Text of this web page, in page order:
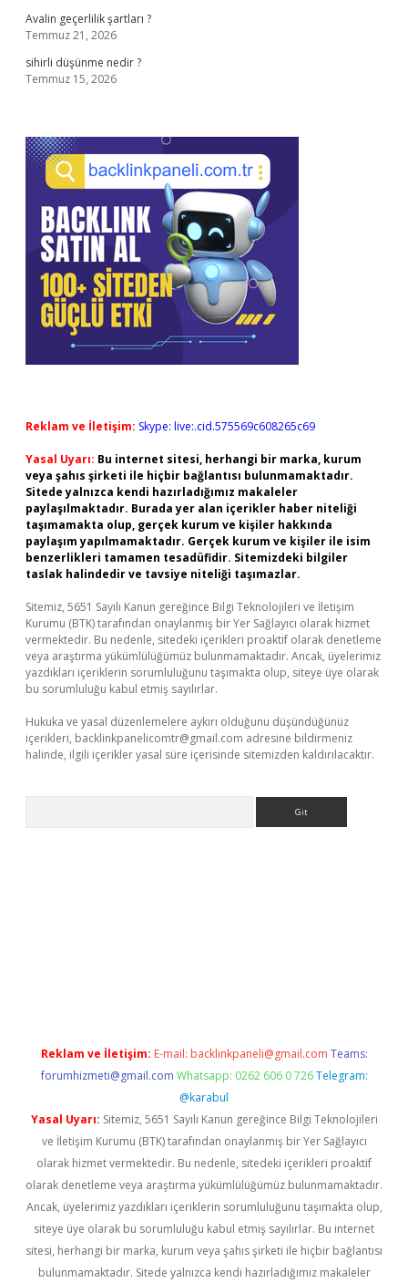
Avalin geçerlilik şartları ?
Temmuz 21, 2026
sihirli düşünme nedir ?
Temmuz 15, 2026
Reklam ve İletişim: Skype: live:.cid.575569c608265c69
Yasal Uyarı: Bu internet sitesi, herhangi bir marka, kurum
veya şahıs şirketi ile hiçbir bağlantısı bulunmamaktadır.
Sitede yalnızca kendi hazırladığımız makaleler
paylaşılmaktadır. Burada yer alan içerikler haber niteliği
taşımamakta olup, gerçek kurum ve kişiler hakkında
paylaşım yapılmamaktadır. Gerçek kurum ve kişiler ile isim
benzerlikleri tamamen tesadüfidir. Sitemizdeki bilgiler
taslak halindedir ve tavsiye niteliği taşımazlar.
Sitemiz, 5651 Sayılı Kanun gereğince Bilgi Teknolojileri ve İletişim
Kurumu (BTK) tarafından onaylanmış bir Yer Sağlayıcı olarak hizmet
vermektedir. Bu nedenle, sitedeki içerikleri proaktif olarak denetleme
veya araştırma yükümlülüğümüz bulunmamaktadır. Ancak, üyelerimiz
yazdıkları içeriklerin sorumluluğunu taşımakta olup, siteye üye olarak
bu sorumluluğu kabul etmiş sayılırlar.
Hukuka ve yasal düzenlemelere aykırı olduğunu düşündüğünüz
içerikleri, backlinkpanelicomtr@gmail.com adresine bildirmeniz
halinde, ilgili içerikler yasal süre içerisinde sitemizden kaldırılacaktır.
Reklam ve İletişim: E-mail: backlinkpaneli@gmail.com Teams:
forumhizmeti@gmail.com Whatsapp: 0262 606 0 726 Telegram:
@karabul
Yasal Uyarı: Sitemiz, 5651 Sayılı Kanun gereğince Bilgi Teknolojileri
ve İletişim Kurumu (BTK) tarafından onaylanmış bir Yer Sağlayıcı
olarak hizmet vermektedir. Bu nedenle, sitedeki içerikleri proaktif
olarak denetleme veya araştırma yükümlülüğümüz bulunmamaktadır.
Ancak, üyelerimiz yazdıkları içeriklerin sorumluluğunu taşımakta olup,
siteye üye olarak bu sorumluluğu kabul etmiş sayılırlar. Bu internet
sitesi, herhangi bir marka, kurum veya şahıs şirketi ile hiçbir bağlantısı
bulunmamaktadır. Sitede yalnızca kendi hazırladığımız makaleler